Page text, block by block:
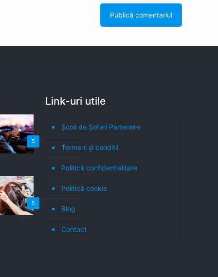
5
5
Link-uri utile
Școli de Șoferi Partenere
Termeni şi condiţii
Politică confidenţialitate
Politică cookie
Blog
Contact